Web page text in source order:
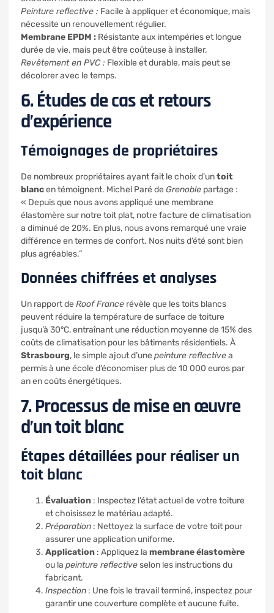
Peinture reflective : Facile à appliquer et économique, mais
nécessite un renouvellement régulier.
Membrane EPDM : Résistante aux intempéries et longue
durée de vie, mais peut être coûteuse à installer.
Revêtement en PVC : Flexible et durable, mais peut se
décolorer avec le temps.
6. Études de cas et retours
d’expérience
Témoignages de propriétaires
De nombreux propriétaires ayant fait le choix d’untoit
blancen témoignent. Michel Paré de Grenoble partage :
« Depuis que nous avons appliqué une membrane
élastomère sur notre toit plat, notre facture de climatisation
a diminué de 20%. En plus, nous avons remarqué une vraie
différence en termes de confort. Nos nuits d’été sont bien
plus agréables.”
Données chiffrées et analyses
Un rapport de Roof France révèle que les toits blancs
peuvent réduire la température de surface de toiture
jusqu’à 30°C, entraînant une réduction moyenne de 15% des
coûts de climatisation pour les bâtiments résidentiels. À
Strasbourg, le simple ajout d’une peinture reflectivea
permis à une école d’économiser plus de 10 000 euros par
an en coûts énergétiques.
7. Processus de mise en œuvre
d’un toit blanc
Étapes détaillées pour réaliser un
toit blanc
Évaluation : Inspectez l’état actuel de votre toiture
et choisissez le matériau adapté.
Préparation : Nettoyez la surface de votre toit pour
assurer une application uniforme.
Application : Appliquez la membrane élastomère
ou la peinture reflectiveselon les instructions du
fabricant.
Inspection : Une fois le travail terminé, inspectez pour
garantir une couverture complète et aucune fuite.